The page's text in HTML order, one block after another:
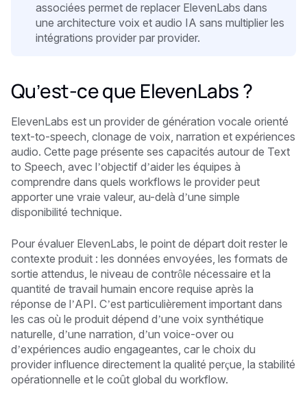
associées permet de replacer ElevenLabs dans
une architecture voix et audio IA sans multiplier les
intégrations provider par provider.
Qu’est-ce que ElevenLabs ?
ElevenLabs est un provider de génération vocale orienté
text-to-speech, clonage de voix, narration et expériences
audio. Cette page présente ses capacités autour de Text
to Speech, avec l’objectif d’aider les équipes à
comprendre dans quels workflows le provider peut
apporter une vraie valeur, au-delà d’une simple
disponibilité technique.
Pour évaluer ElevenLabs, le point de départ doit rester le
contexte produit : les données envoyées, les formats de
sortie attendus, le niveau de contrôle nécessaire et la
quantité de travail humain encore requise après la
réponse de l’API. C’est particulièrement important dans
les cas où le produit dépend d’une voix synthétique
naturelle, d’une narration, d’un voice-over ou
d’expériences audio engageantes, car le choix du
provider influence directement la qualité perçue, la stabilité
opérationnelle et le coût global du workflow.